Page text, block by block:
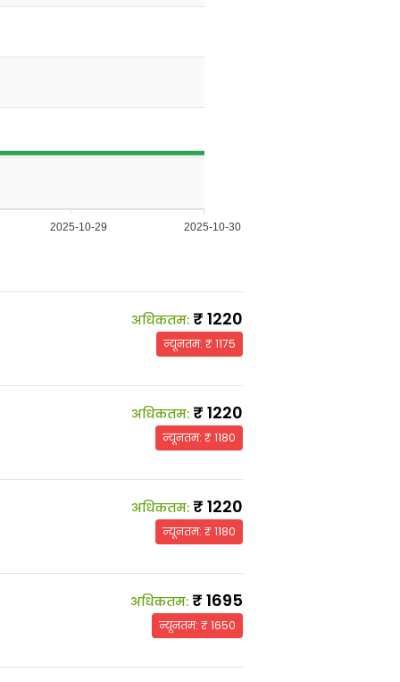
2025-10-29 2025-10-30
अधिकतम: ₹ 1220
न्यूनतम: ₹1175
अधिकतम: ₹ 1220
न्यूनतम: ₹1180
अधिकतम: ₹ 1220
न्यूनतम: ₹1180
अधिकतम: ₹ 1695
न्यूनतम: ₹1650